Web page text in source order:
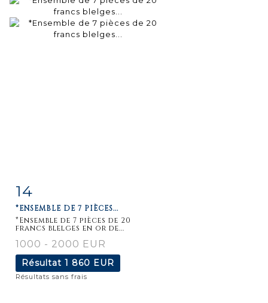
14
*ENSEMBLE DE 7 PIÈCES...
*Ensemble de 7 pièces de 20
francs blelges en or de...
1000 - 2000 EUR
Résultat 1 860 EUR
Résultats sans frais